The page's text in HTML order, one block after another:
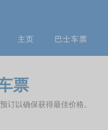
主页
巴士车票
票
订以确保获得最佳价格。